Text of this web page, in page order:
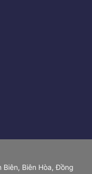
Biên, Biên Hòa, Đồng